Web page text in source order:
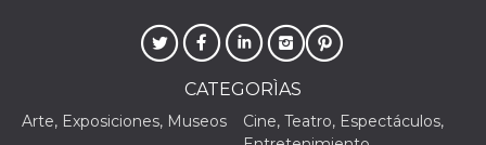
CATEGORÌAS
Arte, Exposiciones, Museos
Cine, Teatro, Espectáculos,